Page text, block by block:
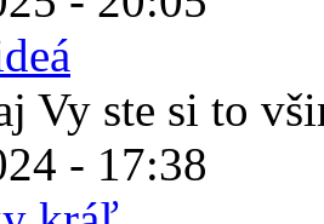
Vy ste si to
- 17:38